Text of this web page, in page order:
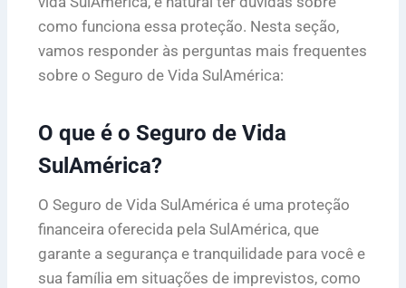
como funciona essa proteção. Nesta seção,
vamos responder às perguntas mais frequentes
sobre o Seguro de Vida SulAmérica:
O que é o Seguro de Vida
SulAmérica?
O Seguro de Vida SulAmérica é uma proteção
financeira oferecida pela SulAmérica, que
garante a segurança e tranquilidade para você e
sua família em situações de imprevistos, como